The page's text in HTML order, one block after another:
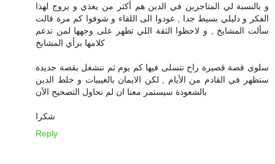
و بالنسبة لي المتاجرين في الدين هم أكثر من يغذي و يروج لهذا
الفكر و دليلي بسيط جدا , عودوا الى اللقاء و شوفوا كم مرة قالت
سألت المشايخ , و لاحظوا الثقة اللي تظهر على وجهها لمن تدعم
كلامها برأي المشايخ
سلوى قصة قصيرة راح نتسلى فيها كم يوم ثم ننشغل بقصة جديدة
ستظهر في القادم من الأيام , لكن الايمان بالغيبيات و خلط الدين
بالشعوذة سيستمر معنا ان لم نحاول التصحيح الآن
شكرا
Reply